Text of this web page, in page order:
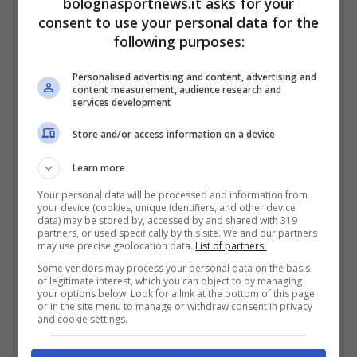
ha palesato il suo disappunto. Qualche frase
oltre le righe può essere arrivata per questo,
poi si può discutere se potesse dire mezza
cosa in più o in meno».
SuBarrow
visto adagiarsi un po’, quindi ha deciso di
forzare la situazione per fare in modo che
prenda in considerazione una proposta”.
SullemotivazionIdi Thiago Motta:“Un
aspetto importante: con quello sfogo, Thiago
si è posto anche agli occhi del gruppo come
consent to use your personal data for the
following purposes:
Personalised advertising and content, advertising and
content measurement, audience research and
services development
Store and/or access information on a device
Learn more
Your personal data will be processed and information from
your device (cookies, unique identifiers, and other device
data) may be stored by, accessed by and shared with 319
partners, or used specifically by this site. We and our partners
may use precise geolocation data. List of partners.
Some vendors may process your personal data on the basis
of legitimate interest, which you can object to by managing
your options below. Look for a link at the bottom of this page
or in the site menu to manage or withdraw consent in privacy
and cookie settings.